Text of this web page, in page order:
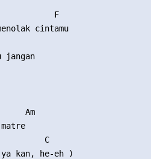
F
cintamu
jangan
Am
C
kan, he-eh )